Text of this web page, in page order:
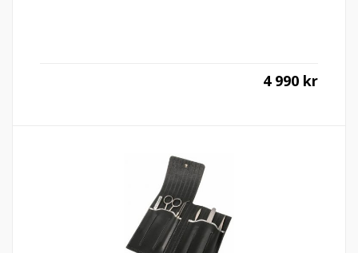
4 990 kr